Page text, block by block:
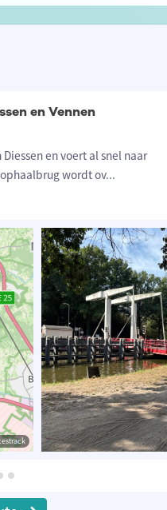
en Vennen
en voert al snel naar
wordt ov...